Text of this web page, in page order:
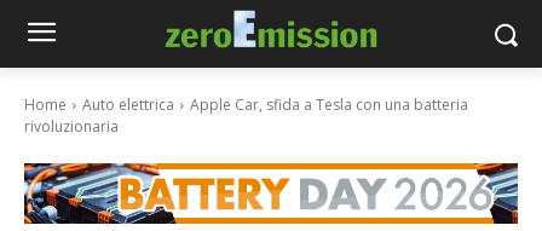
Home Auto elettrica
Apple Car, sfida a Tesla con una batteria
rivoluzionaria